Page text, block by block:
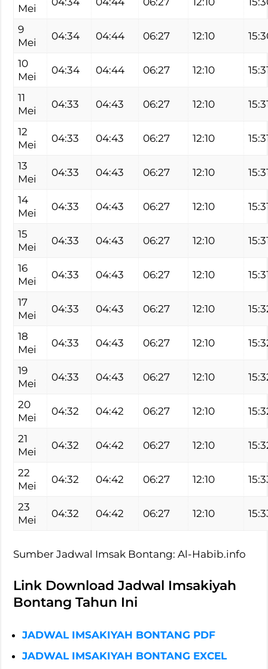
Mei
9
Mei
04:34 04:44 06:27 12:10
10
Mei
04:34 04:44 06:27 12:10
11
Mei
04:33 04:43 06:27 12:10
12
Mei
04:33 04:43 06:27 12:10
13
Mei
04:33 04:43 06:27 12:10
14
Mei
04:33 04:43 06:27 12:10
15
Mei
04:33 04:43 06:27 12:10
16
Mei
04:33 04:43 06:27 12:10
17
Mei
04:33 04:43 06:27 12:10
18
Mei
04:33 04:43 06:27 12:10
19
Mei
04:33 04:43 06:27 12:10
20
Mei
04:32 04:42 06:27 12:10
21
Mei
04:32 04:42 06:27 12:10
22
Mei
04:32 04:42 06:27 12:10
23
Mei
04:32 04:42 06:27 12:10
Sumber Jadwal Imsak Bontang: Al-Habib.info
Link Download Jadwal Imsakiyah
Bontang Tahun Ini
JADWAL IMSAKIYAH BONTANG PDF
JADWAL IMSAKIYAH BONTANG EXCEL